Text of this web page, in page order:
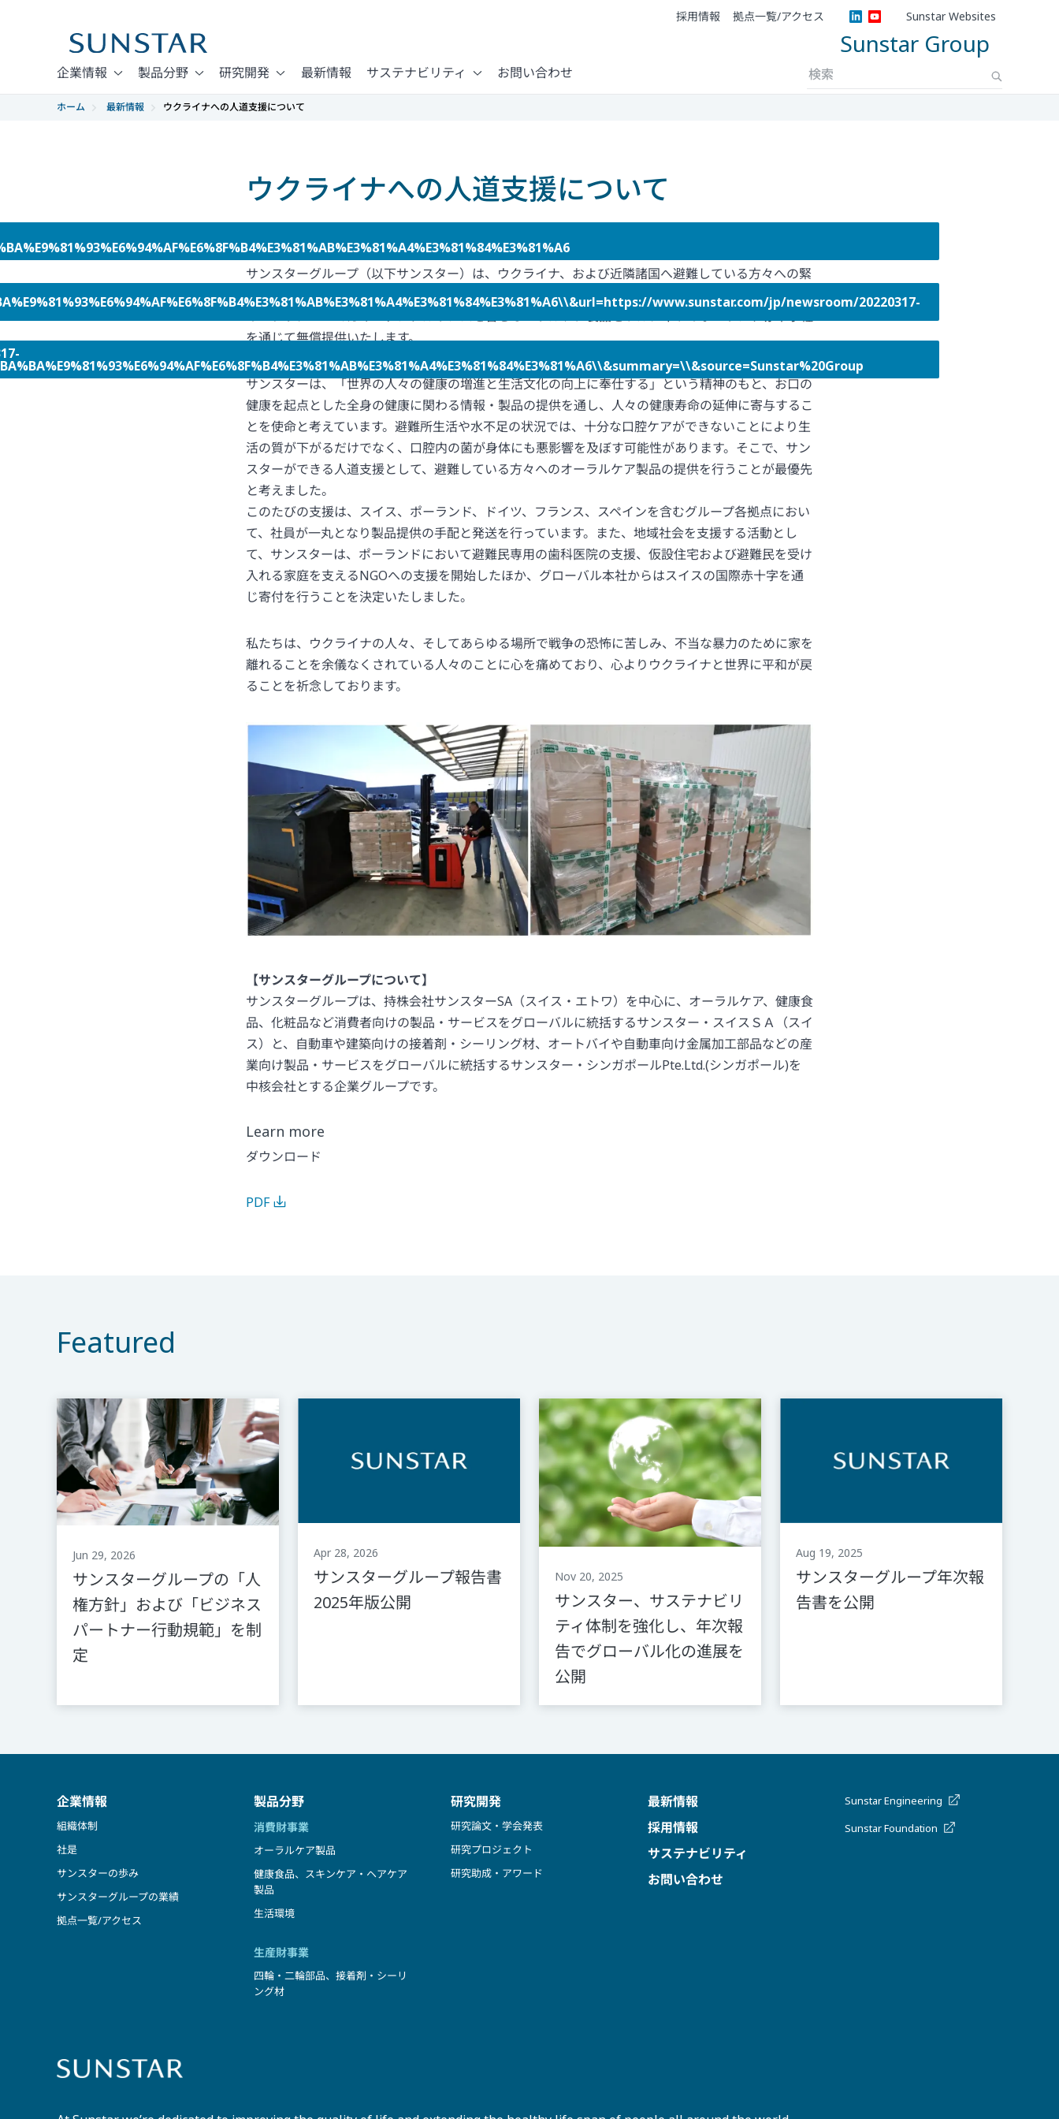
採用情報 拠点一覧/アクセス Sunstar Websites
Sunstar Group
企業情報 製品分野 研究開発 最新情報 サステナビリティ お問い合わせ
ホーム 最新情報 ウクライナへの人道支援について
ウクライナへの人道支援について
www.sunstar.com/jp/newsroom/20220317-
サンスターグループ（以下サンスター）は、ウクライナ、および近隣諸国へ避難している方々への緊
急支援として、グローバル本社のあるスイスと、ポーランドなど欧州拠点の連携により、8万点以上
を通じて無償提供いたします。
サンスターは、「世界の人々の健康の増進と生活文化の向上に奉仕する」という精神のもと、お口の
健康を起点とした全身の健康に関わる情報・製品の提供を通し、人々の健康寿命の延伸に寄与するこ
とを使命と考えています。避難所生活や水不足の状況では、十分な口腔ケアができないことにより生
活の質が下がるだけでなく、口腔内の菌が身体にも悪影響を及ぼす可能性があります。そこで、サン
スターができる人道支援として、避難している方々へのオーラルケア製品の提供を行うことが最優先
と考えました。
このたびの支援は、スイス、ポーランド、ドイツ、フランス、スペインを含むグループ各拠点におい
て、社員が一丸となり製品提供の手配と発送を行っています。また、地域社会を支援する活動とし
て、サンスターは、ポーランドにおいて避難民専用の歯科医院の支援、仮設住宅および避難民を受け
入れる家庭を支えるNGOへの支援を開始したほか、グローバル本社からはスイスの国際赤十字を通
じ寄付を行うことを決定いたしました。
私たちは、ウクライナの人々、そしてあらゆる場所で戦争の恐怖に苦しみ、不当な暴力のために家を
離れることを余儀なくされている人々のことに心を痛めており、心よりウクライナと世界に平和が戻
ることを祈念しております。
【サンスターグループについて】
サンスターグループは、持株会社サンスターSA（スイス・エトワ）を中心に、オーラルケア、健康食
品、化粧品など消費者向けの製品・サービスをグローバルに統括するサンスター・スイスＳＡ（スイ
ス）と、自動車や建築向けの接着剤・シーリング材、オートバイや自動車向け金属加工部品などの産
業向け製品・サービスをグローバルに統括するサンスター・シンガポールPte.Ltd.(シンガポール)を
中核会社とする企業グループです。
Learn more
ダウンロード
PDF
Featured
Jun 29, 2026
サンスターグループの「人
権方針」および「ビジネス
パートナー行動規範」を制
定
Apr 28, 2026
サンスターグループ報告書
2025年版公開
Nov 20, 2025
サンスター、サステナビリ
ティ体制を強化し、年次報
告でグローバル化の進展を
公開
Aug 19, 2025
サンスターグループ年次報
告書を公開
企業情報
組織体制
社是​
サンスターの歩み
サンスターグループの業績
拠点一覧/アクセス
製品分野
消費財事業
オーラルケア製品
健康食品、スキンケア・ヘアケア
製品
生活環境
生産財事業
四輪・二輪部品、接着剤・シーリ
ング材
研究開発
研究論文・学会発表
研究プロジェクト
研究助成・アワード
最新情報
採用情報
サステナビリティ
お問い合わせ
Sunstar Engineering
Sunstar Foundation